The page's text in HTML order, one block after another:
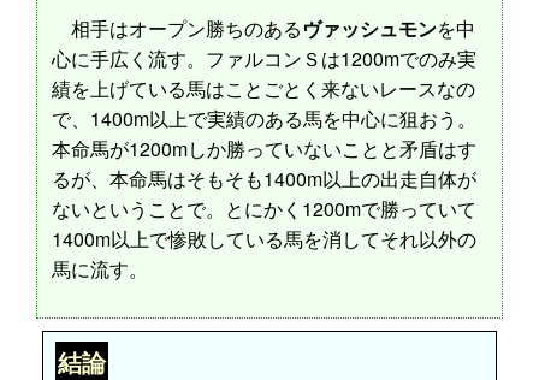
相手はオープン勝ちのあるヴァッシュモンを中
心に手広く流す。ファルコンＳは1200mでのみ実
績を上げている馬はことごとく来ないレースなの
で、1400m以上で実績のある馬を中心に狙おう。
本命馬が1200mしか勝っていないことと矛盾はす
るが、本命馬はそもそも1400m以上の出走自体が
ないということで。とにかく1200mで勝っていて
1400m以上で惨敗している馬を消してそれ以外の
馬に流す。
結論